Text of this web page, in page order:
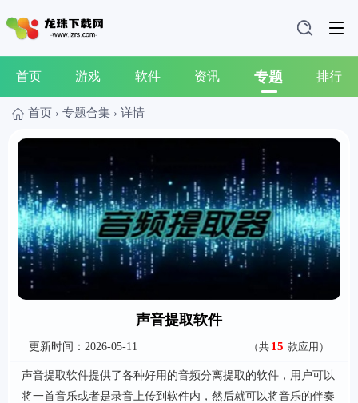
首页 游戏 软件 资讯 专题 排行
首页 › 专题合集 › 详情
声音提取软件
更新时间：2026-05-11 （共 15 款应用）
声音提取软件提供了各种好用的音频分离提取的软件，用户可以
将一首音乐或者是录音上传到软件内，然后就可以将音乐的伴奏